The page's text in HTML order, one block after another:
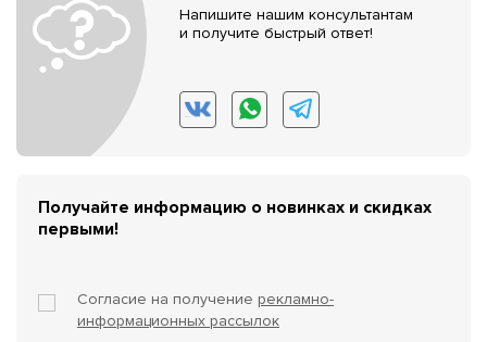
Напишите нашим консультантам
и получите быстрый ответ!
Получайте информацию о новинках и скидках
первыми!
Согласие на получение рекламно-
информационных рассылок